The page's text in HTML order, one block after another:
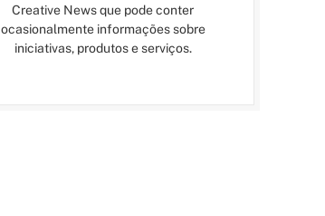
Creative News que pode conter
ocasionalmente informações sobre
iniciativas, produtos e serviços.